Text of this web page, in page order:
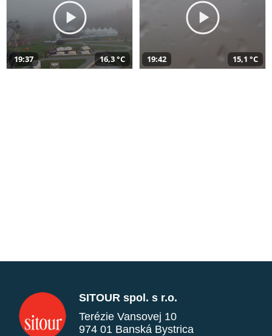
19:37 16,3 °C 19:42 15,1 °C
SITOUR spol. s r.o.
Terézie Vansovej 10
974 01 Banská Bystrica